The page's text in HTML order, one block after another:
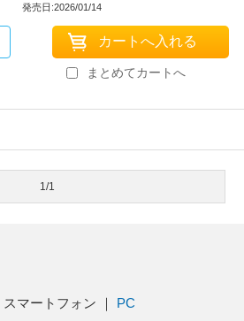
発売日:2026/01/14
まとめてカートへ
1/1
マートフォン ｜ PC